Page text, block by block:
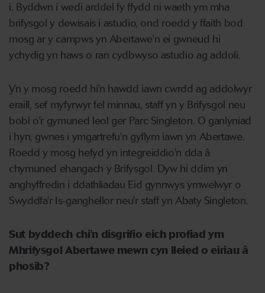
i. Byddwn i wedi arddel fy ffydd ni waeth ym mha
brifysgol y dewisais i astudio, ond roedd y ffaith bod
mosg ar y campws yn Abertawe'n ei gwneud hi
ychydig yn haws o ran cydbwyso astudio ag addoli.
Yn y mosg roedd hi'n hawdd iawn cwrdd ag addolwyr
eraill, sef myfyrwyr fel minnau, staff yn y Brifysgol neu
bobl o'r gymuned leol ger Parc Singleton. O ganlyniad
i hyn, gwnes i ymgartrefu'n gyflym iawn yn Abertawe.
Roedd y mosg hefyd yn integreiddio'n dda â
chymuned ehangach y Brifysgol. Dyw hi ddim yn
anghyffredin i ddathliadau Eid gynnwys ymwelwyr o
Swyddfa'r Is-ganghellor neu'r staff yn Abaty Singleton.
Sut byddech chi'n disgrifio eich profiad ym
Mhrifysgol Abertawe mewn cyn lleied o eiriau â
phosib?